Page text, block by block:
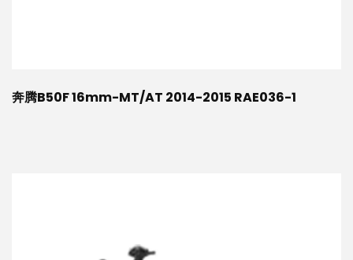
奔腾B50F 16mm-MT/AT 2014-2015 RAE036-1